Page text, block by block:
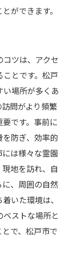
ト情報
ポイント
スト
っておくべ
ができます。
ツは、アクセ
とです。松戸
場所が多くあ
問がより頻繁
です。事前に
防ぎ、効率的
は様々な霊園
地を訪れ、自
、周囲の自然
いた環境は、
ストな場所と
で、松戸市で